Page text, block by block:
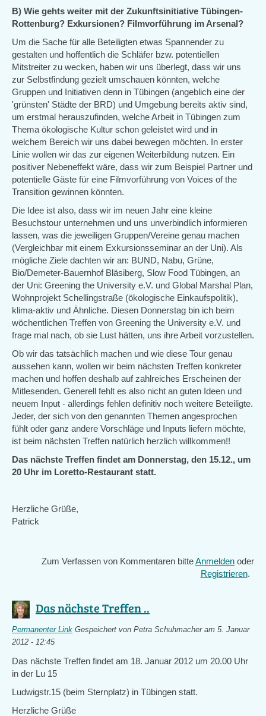
B) Wie gehts weiter mit der Zukunftsinitiative Tübingen-
Rottenburg? Exkursionen? Filmvorführung im Arsenal?
Um die Sache für alle Beteiligten etwas Spannender zu
gestalten und hoffentlich die Schläfer bzw. potentiellen
Mitstreiter zu wecken, haben wir uns überlegt, dass wir uns
zur Selbstfindung gezielt umschauen könnten, welche
Gruppen und Initiativen denn in Tübingen (angeblich eine der
'grünsten' Städte der BRD) und Umgebung bereits aktiv sind,
um erstmal herauszufinden, welche Arbeit in Tübingen zum
Thema ökologische Kultur schon geleistet wird und in
welchem Bereich wir uns dabei bewegen möchten. In erster
Linie wollen wir das zur eigenen Weiterbildung nutzen. Ein
positiver Nebeneffekt wäre, dass wir zum Beispiel Partner und
potentielle Gäste für eine Filmvorführung von Voices of the
Transition gewinnen könnten.
Die Idee ist also, dass wir im neuen Jahr eine kleine
Besuchstour unternehmen und uns unverbindlich informieren
lassen, was die jeweiligen Gruppen/Vereine genau machen
(Vergleichbar mit einem Exkursionsseminar an der Uni). Als
mögliche Ziele dachten wir an: BUND, Nabu, Grüne,
Bio/Demeter-Bauernhof Bläsiberg, Slow Food Tübingen, an
der Uni: Greening the University e.V. und Global Marshal Plan,
Wohnprojekt Schellingstraße (ökologische Einkaufspolitik),
klima-aktiv und Ähnliche. Diesen Donnerstag bin ich beim
wöchentlichen Treffen von Greening the University e.V. und
frage mal nach, ob sie Lust hätten, uns ihre Arbeit vorzustellen.
Ob wir das tatsächlich machen und wie diese Tour genau
aussehen kann, wollen wir beim nächsten Treffen konkreter
machen und hoffen deshalb auf zahlreiches Erscheinen der
Mitlesenden. Generell fehlt es also nicht an guten Ideen und
neuem Input - allerdings fehlen definitiv noch weitere Beteiligte.
Jeder, der sich von den genannten Themen angesprochen
fühlt oder ganz andere Vorschläge und Inputs liefern möchte,
ist beim nächsten Treffen natürlich herzlich willkommen!!
Das nächste Treffen findet am Donnerstag, den 15.12., um
20 Uhr im Loretto-Restaurant statt.
Herzliche Grüße,
Patrick
Zum Verfassen von Kommentaren bitteAnmelden oder
Registrieren.
Das nächste Treffen ..
Permanenter Link Gespeichert von Petra Schuhmacheram 5. Januar
2012 - 12:45
Das nächste Treffen findet am 18. Januar 2012 um 20.00 Uhr
in der Lu 15
Ludwigstr.15 (beim Sternplatz) in Tübingen statt.
Herzliche Grüße